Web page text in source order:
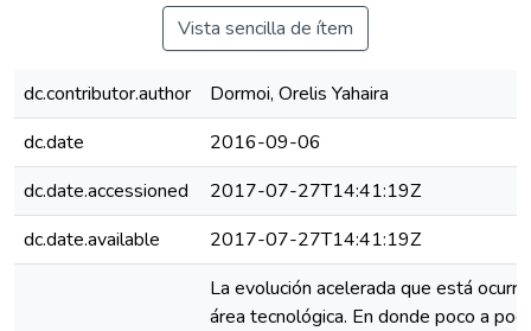
Vista sencilla de ítem
dc.contributor.author
Dormoi, Orelis Yahaira
dc.date
2016-09-06
dc.date.accessioned
2017-07-27T14:41:19Z
dc.date.available
2017-07-27T14:41:19Z
La evolución acelerada que está
área tecnológica. En donde poco a